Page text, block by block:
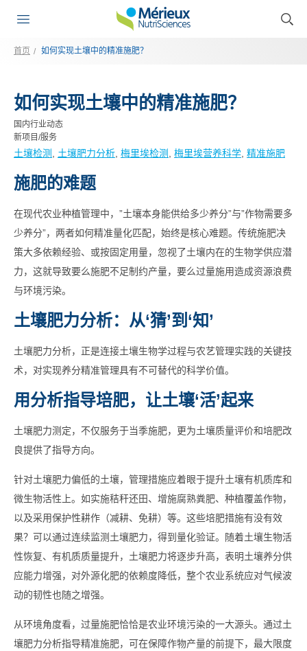
首页 如何实现土壤中的精准施肥？
如何实现土壤中的精准施肥？
国内行业动态
新项目/服务
土壤检测 土壤肥力分析 梅里埃检测 梅里埃营养科学 精准施肥
施肥的难题
在现代农业种植管理中，”土壤本身能供给多少养分”与”作物需要多
少养分”，两者如何精准量化匹配，始终是核心难题。传统施肥决
策大多依赖经验、或按固定用量，忽视了土壤内在的生物学供应潜
力，这就导致要么施肥不足制约产量，要么过量施用造成资源浪费
与环境污染。
土壤肥力分析：从‘猜’到‘知’
土壤肥力分析，正是连接土壤生物学过程与农艺管理实践的关键技
术，对实现养分精准管理具有不可替代的科学价值。
用分析指导培肥，让土壤‘活’起来
土壤肥力测定，不仅服务于当季施肥，更为土壤质量评价和培肥改
良提供了指导方向。
针对土壤肥力偏低的土壤，管理措施应着眼于提升土壤有机质库和
微生物活性上。如实施秸秆还田、增施腐熟粪肥、种植覆盖作物，
以及采用保护性耕作（减耕、免耕）等。这些培肥措施有没有效
果？可以通过连续监测土壤肥力，得到量化验证。随着土壤生物活
性恢复、有机质质量提升，土壤肥力将逐步升高，表明土壤养分供
应能力增强，对外源化肥的依赖度降低，整个农业系统应对气候波
动的韧性也随之增强。
从环境角度看，过量施肥恰恰是农业环境污染的一大源头。通过土
壤肥力分析指导精准施肥，可在保障作物产量的前提下，最大限度